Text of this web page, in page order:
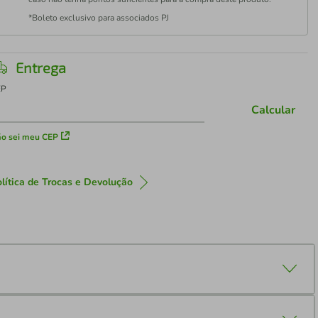
*Boleto exclusivo para associados PJ
Entrega
sei meu CEP
Calcular
de Trocas e Devolução